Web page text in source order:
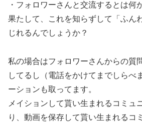
・フォロワーさんと交流するとは何
果たして、これを知らずして「ふん
じれるんでしょうか？
私の場合はフォロワーさんからの質
してるし（電話をかけてまでしらべ
ーションも取ってます。
メイションして貰い生まれるコミュ
り、動画を保存して貰い生まれるコ